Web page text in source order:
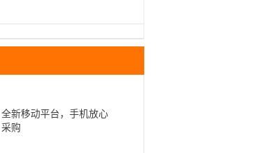
全新移动平台，手机放心
采购